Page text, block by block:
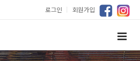
로그인 ｜ 회원가입